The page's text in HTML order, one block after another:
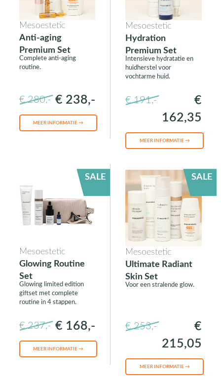
Mesoestetic
Anti-aging
Premium Set
Complete anti-aging
routine.
€ 280,- € 238,-
MEER INFORMATIE →
Mesoestetic
Hydration
Premium Set
Intensieve hydratatie en
huidherstel voor
vochtarme huid.
€ 191,-
€
162,35
MEER INFORMATIE →
SALE
Mesoestetic
Glowing Routine
Set
Glowing limited edition
giftset met complete
routine in 4 stappen.
€ 237,- € 168,-
MEER INFORMATIE →
SALE
Mesoestetic
Ultimate Radiant
Skin Set
Voor een stralende glow.
€ 253,-
€
215,05
MEER INFORMATIE →